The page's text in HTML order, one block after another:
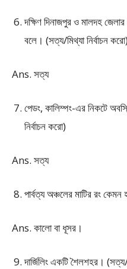
দক্ষিণ দিনাজপুর ও মালদহ
বলে। (সত্য/মিথ্যা নির্বাচন
Ans. সত্য
পেডং, কালিম্পং-এর নিকটে
নির্বাচন করো)
Ans. সত্য
পার্বত্য অঞ্চলের মাটির রং
Ans. কালো বা ধূসর।
দার্জিলিং একটি শৈলশহর। (সত্য/